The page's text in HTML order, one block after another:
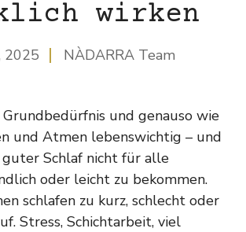
wirken
2025 NÀDARRA Team
und genauso wie
und Atmen lebenswichtig – und
Schlaf nicht für alle
oder leicht zu bekommen.
schlafen zu kurz, schlecht oder
Stress, Schichtarbeit, viel